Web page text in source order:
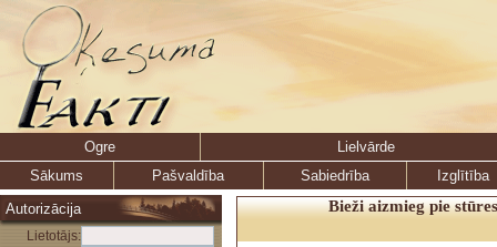
Ogre
Lielvārde
Sākums
Pašvaldība Sabiedrība
Izglītība
Autorizācija
Lietotājs:
Bieži aizmieg pie